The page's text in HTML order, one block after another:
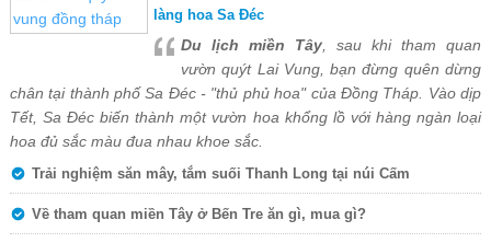
làng hoa Sa Đéc
Du lịch miền Tây , sau khi tham quan
vườn quýt Lai Vung, bạn đừng quên dừng
chân tại thành phố Sa Đéc - "thủ phủ hoa" của Đồng Tháp. Vào dịp
Tết, Sa Đéc biến thành một vườn hoa khổng lồ với hàng ngàn loại
hoa đủ sắc màu đua nhau khoe sắc.
Trải nghiệm săn mây, tắm suối Thanh Long tại núi Cấm
Về tham quan miền Tây ở Bến Tre ăn gì, mua gì?